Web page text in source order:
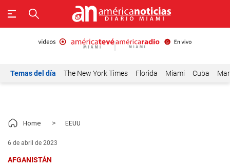
Temas del día The New York Times Florida Miami Cuba
Home > EEUU
6 de abril de 2023
AFGANISTÁN